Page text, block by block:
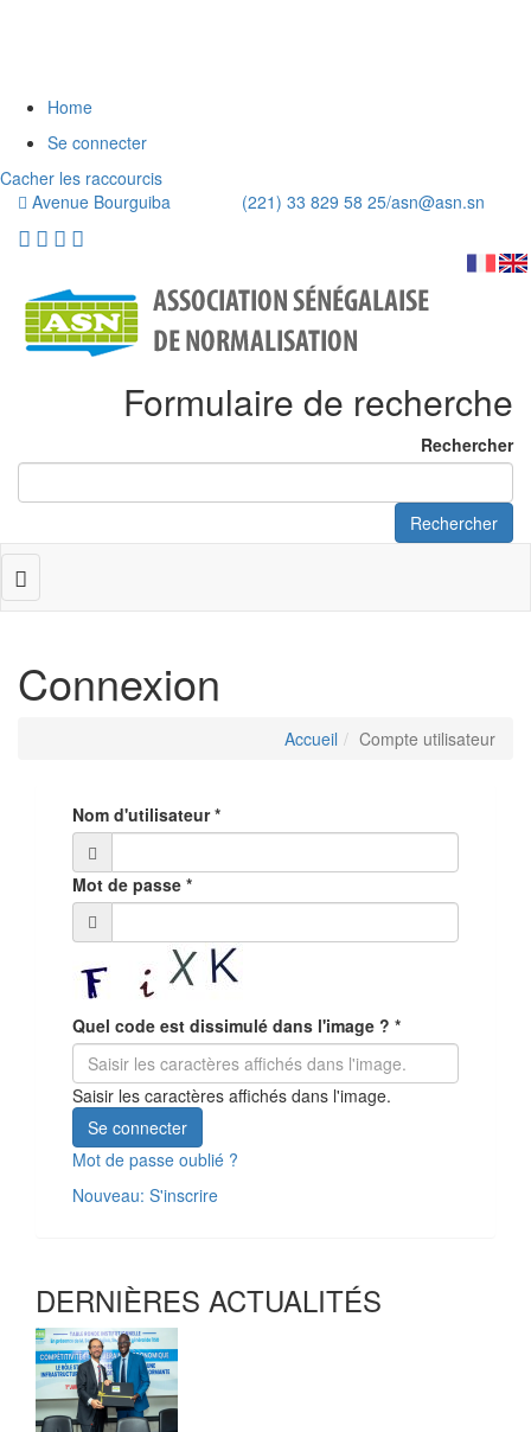
Home
Se connecter
Cacher les raccourcis
Avenue Bourguiba (221) 33 829 58 25/asn@asn.sn
Formulaire de recherche
Rechercher
Rechercher
Toggle
navigation
Connexion
Accueil Compte utilisateur
Nom d'utilisateur*
Mot de passe *
Quel code est dissimulé dans l'image ? *
Saisir les caractères affichés dans l'image.
Se connecter
Mot de passe oublié ?
Nouveau: S'inscrire
DERNIÈRES ACTUALITÉS